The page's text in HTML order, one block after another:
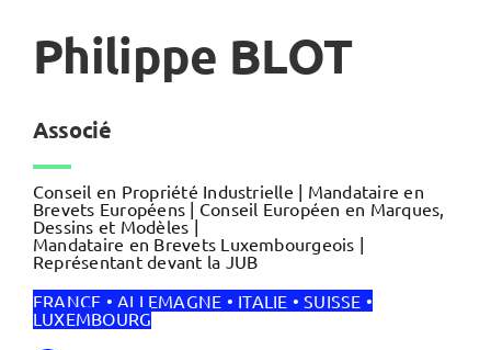
Philippe BLOT
Associé
Conseil en Propriété Industrielle | Mandataire en
Brevets Européens | Conseil Européen en Marques,
Dessins et Modèles |
Mandataire en Brevets Luxembourgeois |
Représentant devant la JUB
FRANCE • ALLEMAGNE • ITALIE • SUISSE •
LUXEMBOURG